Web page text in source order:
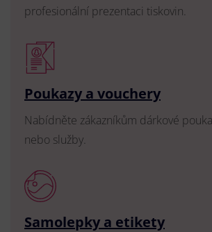
profesionální prezentaci tiskovin.
Poukazy a vouchery
Nabídněte zákazníkům dárkové
nebo služby.
Samolepky a etikety